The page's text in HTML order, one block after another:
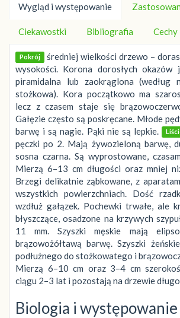
Wygląd i występowanie
Ciekawostki Bibliografia Cechy
Pokrój średniej wielkości drzewo –
wysokości. Korona dorosłych okazów
piramidalna lub zaokrąglona (według
stożkowa). Kora początkowo ma
lecz z czasem staje się
Gałęzie często są poskręcane. Młode
barwę i są nagie. Pąki nie są lepkie.
pęczki po 2. Mają żywozieloną barwę,
sosna czarna. Są wyprostowane,
Mierzą 6–13 cm długości oraz mniej
Brzegi delikatnie ząbkowane, z
wszystkich powierzchniach. Dość
wzdłuż gałązek. Pochewki trwałe, ale
błyszczące, osadzone na krzywych
11 mm. Szyszki męskie mają
brązowożółtawą barwę. Szyszki
podłużnego do stożkowatego i
Mierzą 6–10 cm oraz 3–4 cm
ciągu 2–3 lat i pozostają na drzewie długo
Biologia i występowanie